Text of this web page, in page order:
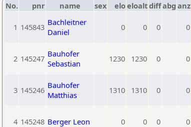
No. pnr name sex eloeloaltdiffabg anz
1 145843 Bachleitner
Daniel
0 0 0 0
2 145247 Bauhofer
Sebastian
1230 1230 0 0
3 145246 Bauhofer
Matthias
1310 1310 0 0
4 145248 Berger Leon 0 0 0 0